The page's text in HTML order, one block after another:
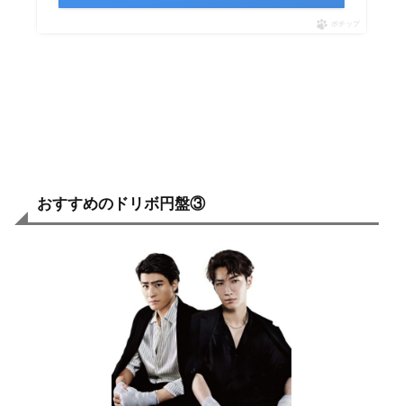
ポチップ
おすすめのドリボ円盤③